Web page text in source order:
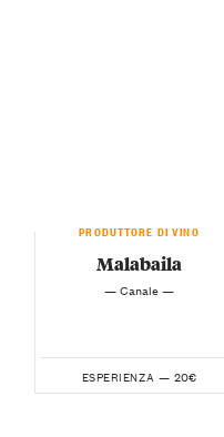
PRODUTTORE DI VINO
Malabaila
— Canale —
ESPERIENZA — 20€